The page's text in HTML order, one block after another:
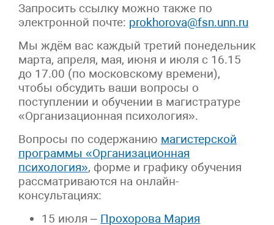
Запросить ссылку можно также по
электронной почте: prokhorova@fsn.unn.ru
Мы ждём вас каждый третий понедельник
марта, апреля, мая, июня и июля с 16.15
до 17.00 (по московскому времени),
чтобы обсудить ваши вопросы о
поступлении и обучении в магистратуре
«Организационная психология».
Вопросы по содержанию магистерской
программы «Организационная
психология», форме и графику обучения
рассматриваются на онлайн-
консультациях:
15 июля – Прохорова Мария